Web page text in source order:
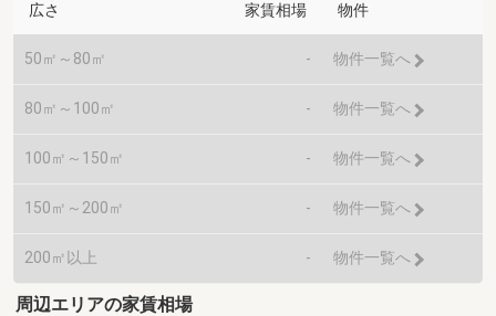
広さ 家賃相場 物件
50㎡～80㎡ - 物件一覧へ
80㎡～100㎡ - 物件一覧へ
100㎡～150㎡ - 物件一覧へ
150㎡～200㎡ - 物件一覧へ
200㎡以上 - 物件一覧へ
周辺エリアの家賃相場